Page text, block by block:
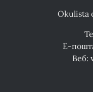
Okulista
Е-
Веб: